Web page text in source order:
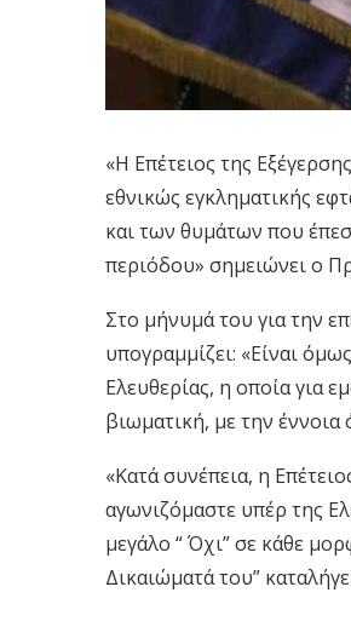
«Η Επέτειος της
εθνικώς εγκληματικής
και των θυμάτων που
περιόδου» σημειώνει ο
Στο μήνυμά του για την
υπογραμμίζει: «Είναι
Ελευθερίας, η οποία για
βιωματική, με την έννοια
«Κατά συνέπεια, η
αγωνιζόμαστε υπέρ της
μεγάλο “ Όχι” σε κάθε
Δικαιώματά του”